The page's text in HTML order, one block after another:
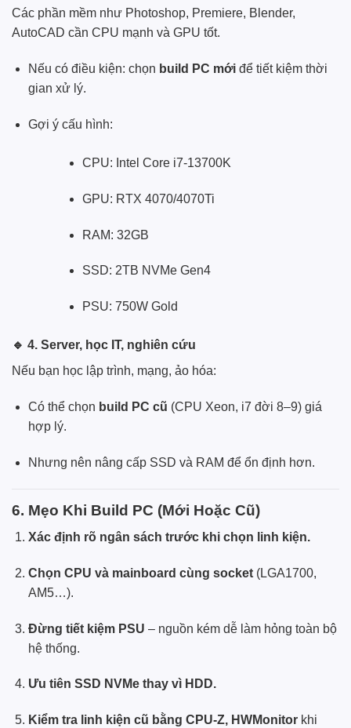
Các phần mềm như Photoshop, Premiere, Blender,
AutoCAD cần CPU mạnh và GPU tốt.
Nếu có điều kiện: chọn build PC mớiđể tiết kiệm thời
gian xử lý.
Gợi ý cấu hình:
CPU: Intel Core i7-13700K
GPU: RTX 4070/4070Ti
RAM: 32GB
SSD: 2TB NVMe Gen4
PSU: 750W Gold
🔹 4. Server, học IT, nghiên cứu
Nếu bạn học lập trình, mạng, ảo hóa:
Có thể chọn build PC cũ (CPU Xeon, i7 đời 8–9) giá
hợp lý.
Nhưng nên nâng cấp SSD và RAM để ổn định hơn.
6. Mẹo Khi Build PC (Mới Hoặc Cũ)
Xác định rõ ngân sách trước khi chọn linh kiện.
Chọn CPU và mainboard cùng socket(LGA1700,
AM5…).
Đừng tiết kiệm PSU – nguồn kém dễ làm hỏng toàn bộ
hệ thống.
Ưu tiên SSD NVMe thay vì HDD.
Kiểm tra linh kiện cũ bằng CPU-Z, HWMonitorkhi